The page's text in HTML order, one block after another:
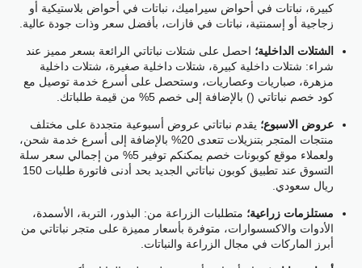
كبيرة، نباتات في أحواض سيراميك، نباتات في أحواض بلاستيكية أو
زجاجية أو إسمنتية، نباتات في فازات، بأفضل سعر وذات جودة عالية.
الشتلات الداخلية؛ احصل على شتلات نباتاتي الرائعة بسعر مميز عند
شراء: شتلات داخلية كبيرة، شتلات داخلية صغيرة، شتلات داخلية
مزهرة، صباريات وعصاريات، وستحصل على أسرع خدمة توصيل مع
كود خصم نباتاتي () بالإضافة إلى خصم 5% من قيمة طلباتك.
عروض الاسبوع؛ يقدم نباتاتي عروض أسبوعية متجددة على مختلف
منتجات المتجر بتنزيلات تتعدى 20% بالإضافة إلى أسرع خدمة شحن،
ولعملاء موقع كوبونات خصم يمكنكم توفير 5% من إجمالي سعر سلة
التسوق عند تطبيق كوبون نباتاتي الجديد بحد أدنى فاتورة طلبات 150
ريال سعودي.
مستلزمات زراعية؛ متطلبات الزراعة من: البذور، التربة، الأسمدة،
الأدوات والاكسسوارات، متوفرة بأسعار مميزة على متجر نباتاتي من
أبرز الماركات في مجال الزراعة والنباتات.